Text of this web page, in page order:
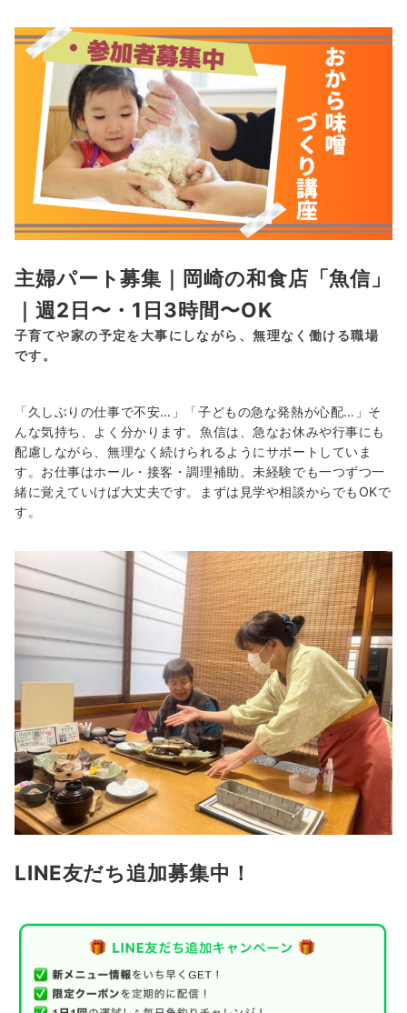
主婦パート募集｜岡崎の和食店「魚信」
｜週2日〜・1日3時間〜OK
子育てや家の予定を大事にしながら、無理なく働ける職場
です。
「久しぶりの仕事で不安…」「子どもの急な発熱が心配…」そ
んな気持ち、よく分かります。魚信は、急なお休みや行事にも
配慮しながら、無理なく続けられるようにサポートしていま
す。お仕事はホール・接客・調理補助。未経験でも一つずつ一
緒に覚えていけば大丈夫です。まずは見学や相談からでもOKで
す。
LINE友だち追加募集中！